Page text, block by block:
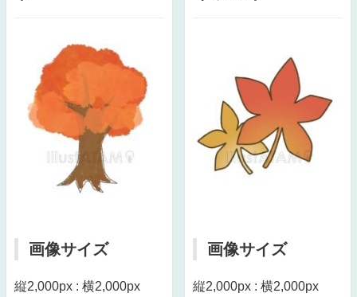
画像サイズ
縦2,000px : 横2,000px
画像サイズ
縦2,000px : 横2,000px